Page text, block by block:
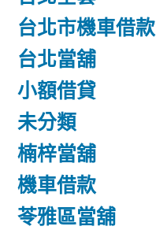
台北市機車借款
台北當舖
小額借貸
未分類
楠梓當舖
機車借款
苓雅區當舖